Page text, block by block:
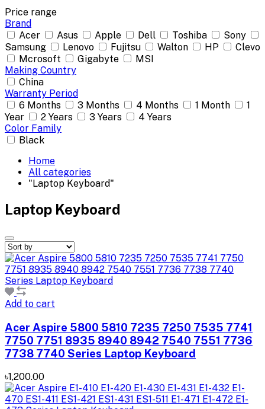
Price range
Brand
Acer
Asus Apple Dell Toshiba
Sony
Samsung
Lenovo Fujitsu Walton HP
Clevo
Mcrosoft
Gigabyte
MSI
Making Country
China
Warranty Period
6 Months
3 Months 4 Months 1 Month
1
Year
2 Years 3 Years
4 Years
Color Family
Black
Home
All categories
"Laptop Keyboard"
Laptop Keyboard
Add to cart
Acer Aspire 5800 5810 7235 7250 7535 7741
7750 7751 8935 8940 8942 7540 7551 7736
7738 7740 Series Laptop Keyboard
৳1,200.00